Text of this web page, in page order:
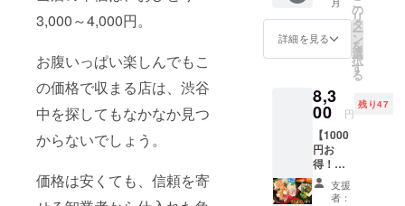
3,000～4,000円。
お腹いっぱい楽しんでもこ
の価格で収まる店は、渋谷
中を探してもなかなか見つ
からないでしょう。
価格は安くても、信頼を寄
※2日前
までに
要予約
【注意
事項】
利用の
際は事
前に予
約をお
願いい
たしま
す。当
日来店
詳細を見る
の
リ
タ
ー
ン
を
選
択
す
る
8,3
00 円
残り47
【1000
円お
得！】
ランチ
全11種
支援
者：